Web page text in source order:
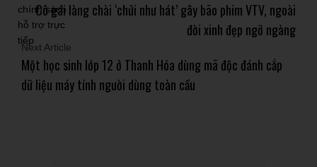
Cô gái làng chài ‘chửi như hát’ gây bão phim VTV, ngoài
đời xinh đẹp ngỡ ngàng
Next Article
Một học sinh lớp 12 ở Thanh Hóa dùng mã độc đánh cắp
dữ liệu máy tính người dùng toàn cầu